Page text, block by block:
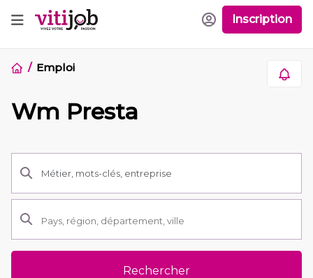
Inscription
Emploi
Wm Presta
Rechercher